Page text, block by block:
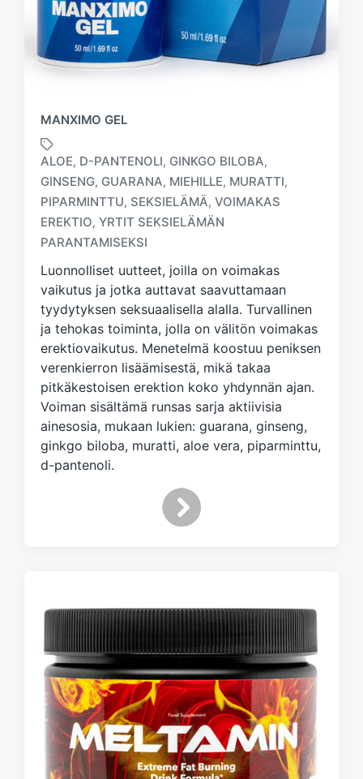
MANXIMO GEL
T
a
g
e
d
w
i
t
h
ALOE, D-PANTENOLI, GINKGO BILOBA,
GINSENG, GUARANA, MIEHILLE, MURATTI,
PIPARMINTTU, SEKSIELÄMÄ, VOIMAKAS
EREKTIO, YRTIT SEKSIELÄMÄN
PARANTAMISEKSI
Luonnolliset uutteet, joilla on voimakas
vaikutus ja jotka auttavat saavuttamaan
tyydytyksen seksuaalisella alalla. Turvallinen
ja tehokas toiminta, jolla on välitön voimakas
erektiovaikutus. Menetelmä koostuu peniksen
verenkierron lisäämisestä, mikä takaa
pitkäkestoisen erektion koko yhdynnän ajan.
Voiman sisältämä runsas sarja aktiivisia
ainesosia, mukaan lukien: guarana, ginseng,
ginkgo biloba, muratti, aloe vera, piparminttu,
d-pantenoli.